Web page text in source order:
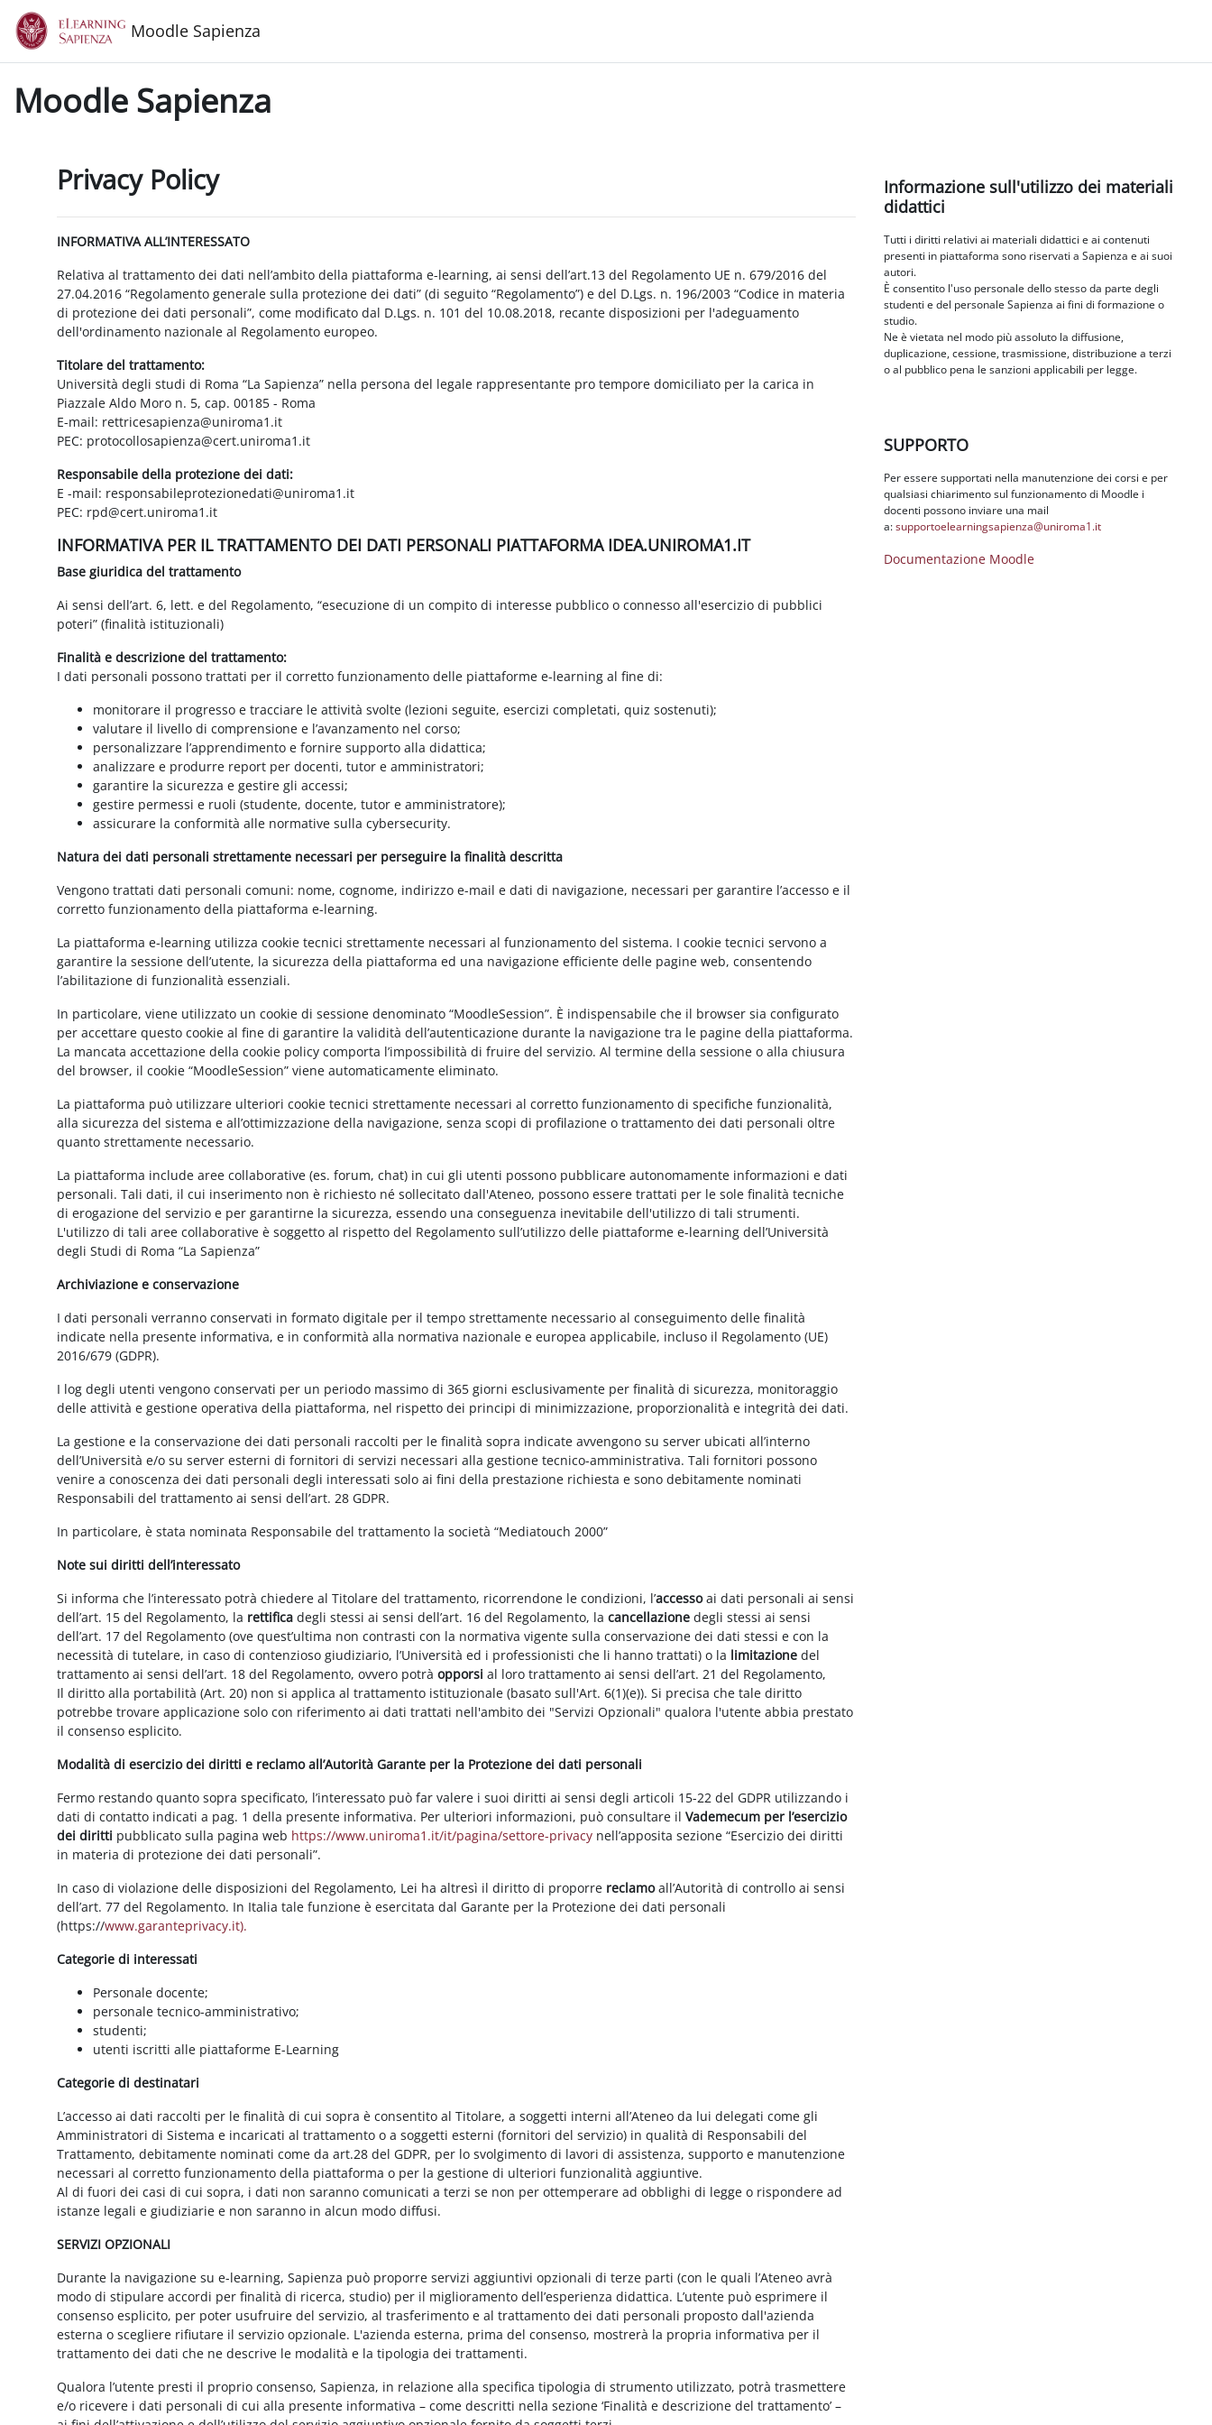
Vai al contenuto principale
Moodle Sapienza
Moodle Sapienza
Privacy Policy
INFORMATIVA ALL’INTERESSATO
Relativa al trattamento dei dati nell’ambito della piattaforma e-learning, ai sensi dell’art.13 del Regolamento UE n. 679/2016 del
27.04.2016 “Regolamento generale sulla protezione dei dati” (di seguito “Regolamento”) e del D.Lgs. n. 196/2003 “Codice in materia
di protezione dei dati personali”, come modificato dal D.Lgs. n. 101 del 10.08.2018, recante disposizioni per l'adeguamento
dell'ordinamento nazionale al Regolamento europeo.
Titolare del trattamento:
Università degli studi di Roma “La Sapienza” nella persona del legale rappresentante pro tempore domiciliato per la carica in
Piazzale Aldo Moro n. 5, cap. 00185 - Roma
E-mail: rettricesapienza@uniroma1.it
PEC: protocollosapienza@cert.uniroma1.it
Responsabile della protezione dei dati:
E -mail: responsabileprotezionedati@uniroma1.it
PEC: rpd@cert.uniroma1.it
INFORMATIVA PER IL TRATTAMENTO DEI DATI PERSONALI PIATTAFORMA IDEA.UNIROMA1.IT
Base giuridica del trattamento
Ai sensi dell’art. 6, lett. e del Regolamento, “esecuzione di un compito di interesse pubblico o connesso all'esercizio di pubblici
poteri” (finalità istituzionali)
Finalità e descrizione del trattamento:
I dati personali possono trattati per il corretto funzionamento delle piattaforme e-learning al fine di:
monitorare il progresso e tracciare le attività svolte (lezioni seguite, esercizi completati, quiz sostenuti);
valutare il livello di comprensione e l’avanzamento nel corso;
personalizzare l’apprendimento e fornire supporto alla didattica;
analizzare e produrre report per docenti, tutor e amministratori;
garantire la sicurezza e gestire gli accessi;
gestire permessi e ruoli (studente, docente, tutor e amministratore);
assicurare la conformità alle normative sulla cybersecurity.
Natura dei dati personali strettamente necessari per perseguire la finalità descritta
Vengono trattati dati personali comuni: nome, cognome, indirizzo e-mail e dati di navigazione, necessari per garantire l’accesso e il
corretto funzionamento della piattaforma e-learning.
La piattaforma e-learning utilizza cookie tecnici strettamente necessari al funzionamento del sistema. I cookie tecnici servono a
garantire la sessione dell’utente, la sicurezza della piattaforma ed una navigazione efficiente delle pagine web, consentendo
l’abilitazione di funzionalità essenziali.
In particolare, viene utilizzato un cookie di sessione denominato “MoodleSession”. È indispensabile che il browser sia configurato
per accettare questo cookie al fine di garantire la validità dell’autenticazione durante la navigazione tra le pagine della piattaforma.
La mancata accettazione della cookie policy comporta l’impossibilità di fruire del servizio. Al termine della sessione o alla chiusura
del browser, il cookie “MoodleSession” viene automaticamente eliminato.
La piattaforma può utilizzare ulteriori cookie tecnici strettamente necessari al corretto funzionamento di specifiche funzionalità,
alla sicurezza del sistema e all’ottimizzazione della navigazione, senza scopi di profilazione o trattamento dei dati personali oltre
quanto strettamente necessario.
La piattaforma include aree collaborative (es. forum, chat) in cui gli utenti possono pubblicare autonomamente informazioni e dati
personali. Tali dati, il cui inserimento non è richiesto né sollecitato dall'Ateneo, possono essere trattati per le sole finalità tecniche
di erogazione del servizio e per garantirne la sicurezza, essendo una conseguenza inevitabile dell'utilizzo di tali strumenti.
L'utilizzo di tali aree collaborative è soggetto al rispetto del Regolamento sull’utilizzo delle piattaforme e-learning dell’Università
degli Studi di Roma “La Sapienza”
Archiviazione e conservazione
I dati personali verranno conservati in formato digitale per il tempo strettamente necessario al conseguimento delle finalità
indicate nella presente informativa, e in conformità alla normativa nazionale e europea applicabile, incluso il Regolamento (UE)
2016/679 (GDPR).
I log degli utenti vengono conservati per un periodo massimo di 365 giorni esclusivamente per finalità di sicurezza, monitoraggio
delle attività e gestione operativa della piattaforma, nel rispetto dei principi di minimizzazione, proporzionalità e integrità dei dati.
La gestione e la conservazione dei dati personali raccolti per le finalità sopra indicate avvengono su server ubicati all’interno
dell’Università e/o su server esterni di fornitori di servizi necessari alla gestione tecnico-amministrativa. Tali fornitori possono
venire a conoscenza dei dati personali degli interessati solo ai fini della prestazione richiesta e sono debitamente nominati
Responsabili del trattamento ai sensi dell’art. 28 GDPR.
In particolare, è stata nominata Responsabile del trattamento la società “Mediatouch 2000”
Note sui diritti dell’interessato
Si informa che l’interessato potrà chiedere al Titolare del trattamento, ricorrendone le condizioni, l’accessoai dati personali ai sensi
dell’art. 15 del Regolamento, la rettificadegli stessi ai sensi dell’art. 16 del Regolamento, lacancellazione degli stessi ai sensi
dell’art. 17 del Regolamento (ove quest’ultima non contrasti con la normativa vigente sulla conservazione dei dati stessi e con la
necessità di tutelare, in caso di contenzioso giudiziario, l’Università ed i professionisti che li hanno trattati) o la limitazione del
trattamento ai sensi dell’art. 18 del Regolamento, ovvero potràopporsi al loro trattamento ai sensi dell’art. 21 del Regolamento,
Il diritto alla portabilità (Art. 20) non si applica al trattamento istituzionale (basato sull'Art. 6(1)(e)). Si precisa che tale diritto
potrebbe trovare applicazione solo con riferimento ai dati trattati nell'ambito dei "Servizi Opzionali" qualora l'utente abbia prestato
il consenso esplicito.
Modalità di esercizio dei diritti e reclamo all’Autorità Garante per la Protezione dei dati personali
Fermo restando quanto sopra specificato, l’interessato può far valere i suoi diritti ai sensi degli articoli 15-22 del GDPR utilizzando i
dati di contatto indicati a pag. 1 della presente informativa. Per ulteriori informazioni, può consultare ilVademecum per l’esercizio
dei diritti pubblicato sulla pagina web https://www.uniroma1.it/it/pagina/settore-privacy nell’apposita sezione “Esercizio dei diritti
in materia di protezione dei dati personali”.
In caso di violazione delle disposizioni del Regolamento, Lei ha altresì il diritto di proporre reclamoall’Autorità di controllo ai sensi
dell’art. 77 del Regolamento. In Italia tale funzione è esercitata dal Garante per la Protezione dei dati personali
(https://www.garanteprivacy.it).
Categorie di interessati
Personale docente;
personale tecnico-amministrativo;
studenti;
utenti iscritti alle piattaforme E-Learning
Categorie di destinatari
L’accesso ai dati raccolti per le finalità di cui sopra è consentito al Titolare, a soggetti interni all’Ateneo da lui delegati come gli
Amministratori di Sistema e incaricati al trattamento o a soggetti esterni (fornitori del servizio) in qualità di Responsabili del
Trattamento, debitamente nominati come da art.28 del GDPR, per lo svolgimento di lavori di assistenza, supporto e manutenzione
necessari al corretto funzionamento della piattaforma o per la gestione di ulteriori funzionalità aggiuntive.
Al di fuori dei casi di cui sopra, i dati non saranno comunicati a terzi se non per ottemperare ad obblighi di legge o rispondere ad
istanze legali e giudiziarie e non saranno in alcun modo diffusi.
SERVIZI OPZIONALI
Durante la navigazione su e-learning, Sapienza può proporre servizi aggiuntivi opzionali di terze parti (con le quali l’Ateneo avrà
modo di stipulare accordi per finalità di ricerca, studio) per il miglioramento dell’esperienza didattica. L’utente può esprimere il
consenso esplicito, per poter usufruire del servizio, al trasferimento e al trattamento dei dati personali proposto dall'azienda
esterna o scegliere rifiutare il servizio opzionale. L'azienda esterna, prima del consenso, mostrerà la propria informativa per il
trattamento dei dati che ne descrive le modalità e la tipologia dei trattamenti.
Qualora l’utente presti il proprio consenso, Sapienza, in relazione alla specifica tipologia di strumento utilizzato, potrà trasmettere
e/o ricevere i dati personali di cui alla presente informativa – come descritti nella sezione ‘Finalità e descrizione del trattamento’ –
Blocchi
Informazione sull'utilizzo dei materiali
didattici
Tutti i diritti relativi ai materiali didattici e ai contenuti
presenti in piattaforma sono riservati a Sapienza e ai suoi
autori.
È consentito l'uso personale dello stesso da parte degli
studenti e del personale Sapienza ai fini di formazione o
studio.
Ne è vietata nel modo più assoluto la diffusione,
duplicazione, cessione, trasmissione, distribuzione a terzi
o al pubblico pena le sanzioni applicabili per legge.
SUPPORTO
Per essere supportati nella manutenzione dei corsi e per
qualsiasi chiarimento sul funzionamento di Moodle i
docenti possono inviare una mail
a:supportoelearningsapienza@uniroma1.it
Documentazione Moodle